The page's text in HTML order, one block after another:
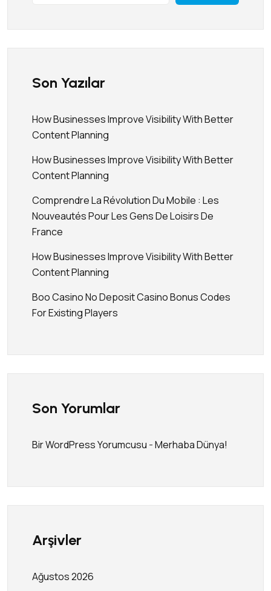
Son Yazılar
How Businesses Improve Visibility With Better
Content Planning
How Businesses Improve Visibility With Better
Content Planning
Comprendre La Révolution Du Mobile : Les
Nouveautés Pour Les Gens De Loisirs De
France
How Businesses Improve Visibility With Better
Content Planning
Boo Casino No Deposit Casino Bonus Codes
For Existing Players
Son Yorumlar
Bir WordPress Yorumcusu -Merhaba Dünya!
Arşivler
Ağustos 2026